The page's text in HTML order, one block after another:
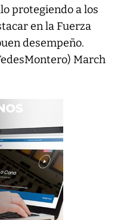
protegiendo a los
en la Fuerza
desempeño.
March